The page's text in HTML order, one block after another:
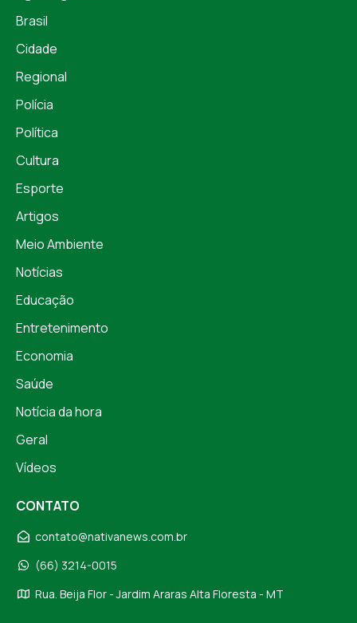
Brasil
Cidade
Regional
Polícia
Política
Cultura
Esporte
Artigos
Meio Ambiente
Notícias
Educação
Entretenimento
Economia
Saúde
Notícia da hora
Geral
Vídeos
CONTATO
contato@nativanews.com.br
(66) 3214-0015
Rua. Beija Flor - Jardim Araras Alta Floresta - MT